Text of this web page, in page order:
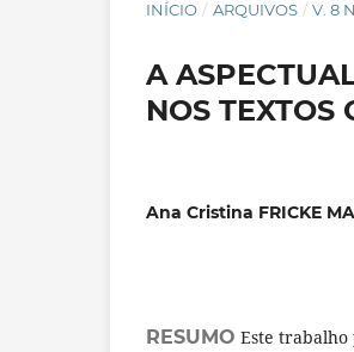
INÍCIO / ARQUIVOS / V. 8
A
NOS TEXTOS
Ana Cristina FRICKE
RESUMO Este trabalho